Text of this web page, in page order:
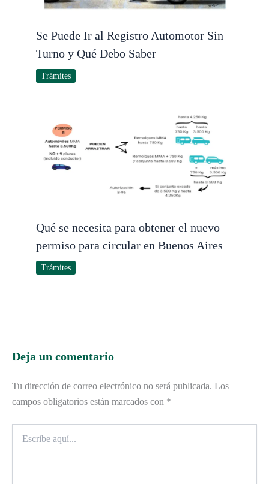
Se Puede Ir al Registro Automotor Sin
Turno y Qué Debo Saber
Trámites
Qué se necesita para obtener el nuevo
permiso para circular en Buenos Aires
Trámites
Deja un comentario
Tu dirección de correo electrónico no será publicada. Los
campos obligatorios están marcados con *
aquí...